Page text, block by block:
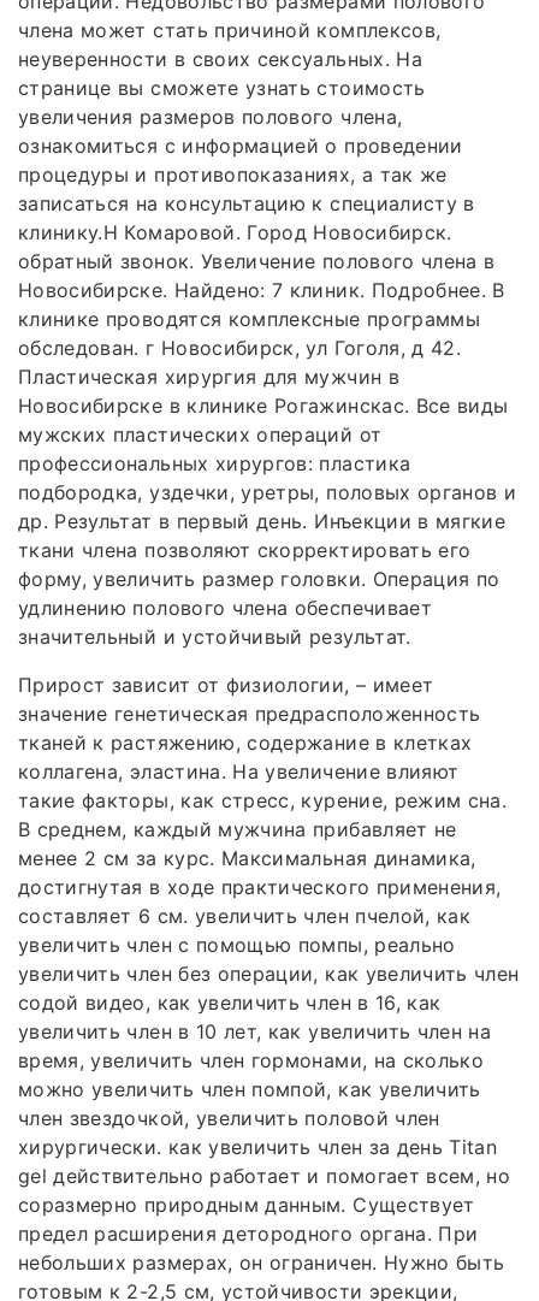
члена может стать причиной комплексов,
неуверенности в своих сексуальных. На
странице вы сможете узнать стоимость
увеличения размеров полового члена,
ознакомиться с информацией о проведении
процедуры и противопоказаниях, а так же
записаться на консультацию к специалисту в
клинику.Н Комаровой. Город Новосибирск.
обратный звонок. Увеличение полового члена в
Новосибирске. Найдено: 7 клиник. Подробнее. В
клинике проводятся комплексные программы
обследован. г Новосибирск, ул Гоголя, д 42.
Пластическая хирургия для мужчин в
Новосибирске в клинике Рогажинскас. Все виды
мужских пластических операций от
профессиональных хирургов: пластика
подбородка, уздечки, уретры, половых органов и
др. Результат в первый день. Инъекции в мягкие
ткани члена позволяют скорректировать его
форму, увеличить размер головки. Операция по
удлинению полового члена обеспечивает
значительный и устойчивый результат.
Прирост зависит от физиологии, – имеет
значение генетическая предрасположенность
тканей к растяжению, содержание в клетках
коллагена, эластина. На увеличение влияют
такие факторы, как стресс, курение, режим сна.
В среднем, каждый мужчина прибавляет не
менее 2 см за курс. Максимальная динамика,
достигнутая в ходе практического применения,
составляет 6 см. увеличить член пчелой, как
увеличить член с помощью помпы, реально
увеличить член без операции, как увеличить член
содой видео, как увеличить член в 16, как
увеличить член в 10 лет, как увеличить член на
время, увеличить член гормонами, на сколько
можно увеличить член помпой, как увеличить
член звездочкой, увеличить половой член
хирургически. как увеличить член за день Titan
gel действительно работает и помогает всем, но
соразмерно природным данным. Существует
предел расширения детородного органа. При
небольших размерах, он ограничен. Нужно быть
готовым к 2-2,5 см, устойчивости эрекции,